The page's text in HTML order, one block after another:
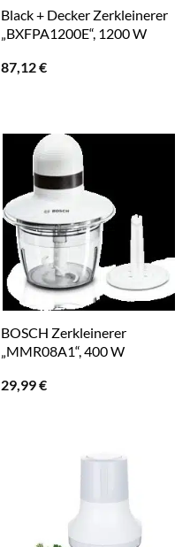
Black + Decker Zerkleinerer
„BXFPA1200E“, 1200 W
87,12€
BOSCH Zerkleinerer
„MMR08A1“, 400 W
29,99€